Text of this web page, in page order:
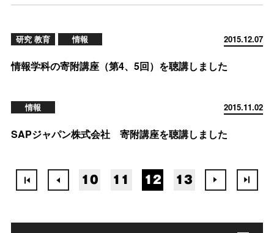
2015.12.07
研究 教育 情報
情報学科の寄附講座（第4、5回）を聴講しました
2015.11.02
情報
SAPジャパン株式会社 寄附講座を聴講しました
10 11 12 13